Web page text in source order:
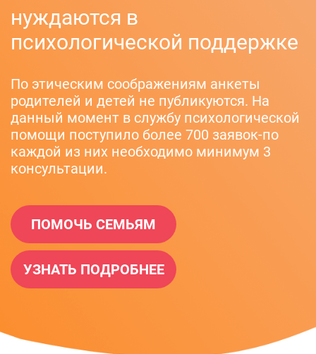
нуждаются в
психологической поддержке
По этическим соображениям анкеты
родителей и детей не публикуются. На
данный момент в службу психологической
помощи поступило более 700 заявок-по
каждой из них необходимо минимум 3
консультации.
ПОМОЧЬ СЕМЬЯМ
УЗНАТЬ ПОДРОБНЕЕ